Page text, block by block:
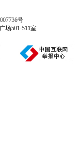
号
场501-511室